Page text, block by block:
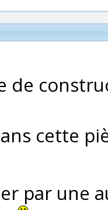
de
cette
par une